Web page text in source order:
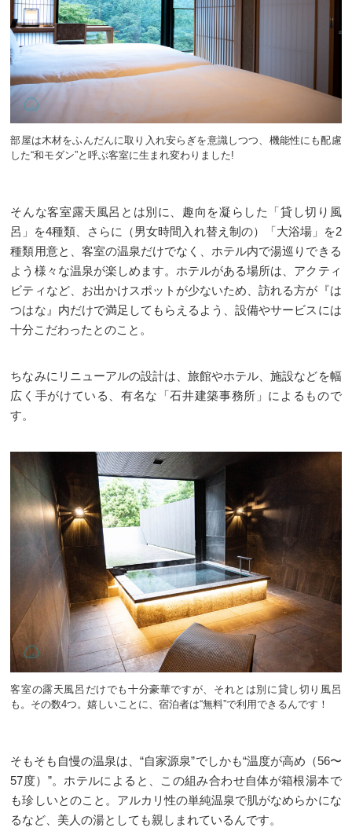
部屋は木材をふんだんに取り入れ安らぎを意識しつつ、機能性にも配慮
した“和モダン”と呼ぶ客室に生まれ変わりました!
そんな客室露天風呂とは別に、趣向を凝らした「貸し切り風
呂」を4種類、さらに（男女時間入れ替え制の）「大浴場」を2
種類用意と、客室の温泉だけでなく、ホテル内で湯巡りできる
よう様々な温泉が楽しめます。ホテルがある場所は、アクティ
ビティなど、お出かけスポットが少ないため、訪れる方が『は
つはな』内だけで満足してもらえるよう、設備やサービスには
十分こだわったとのこと。
ちなみにリニューアルの設計は、旅館やホテル、施設などを幅
広く手がけている、有名な「石井建築事務所」によるもので
す。
客室の露天風呂だけでも十分豪華ですが、それとは別に貸し切り風呂
も。その数4つ。嬉しいことに、宿泊者は“無料”で利用できるんです！
そもそも自慢の温泉は、“自家源泉”でしかも“温度が高め（56〜
57度）”。ホテルによると、この組み合わせ自体が箱根湯本で
も珍しいとのこと。アルカリ性の単純温泉で肌がなめらかにな
るなど、美人の湯としても親しまれているんです。